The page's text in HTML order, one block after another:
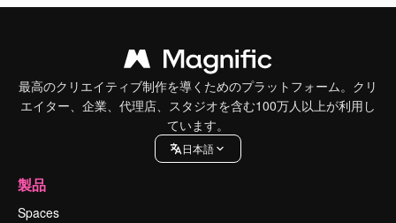
最高のクリエイティブ制作を導くためのプラットフォーム。クリ
エイター、企業、代理店、スタジオを含む100万人以上が利用し
ています。
日本語
製品
Spaces